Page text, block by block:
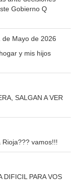
Gobierno Q
de Mayo de 2026
y mis hijos
SALGAN A VER
vamos!!!
DIFICIL PARA VOS